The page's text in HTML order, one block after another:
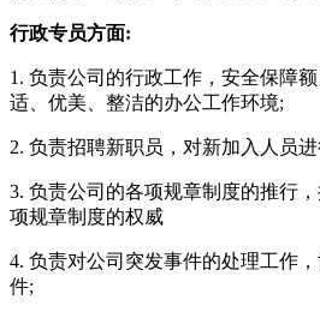
行政专员方面:
1. 负责公司的行政工作，安全保障
适、优美、整洁的办公工作环境;
2. 负责招聘新职员，对新加入人员
3. 负责公司的各项规章制度的推行
项规章制度的权威
4. 负责对公司突发事件的处理工作
件;